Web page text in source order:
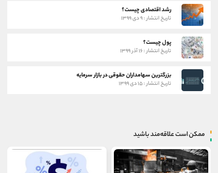
رشد اقتصادی چیست؟
تاریخ انتشار : ۹ دی ۱۳۹۹
پول چیست؟
تاریخ انتشار : ۱۶ آذر ۱۳۹۹
بزرگترین سهامداران حقوقی در بازار سرمایه
تاریخ انتشار : ۱۵ دی ۱۳۹۹
ممکن است علاقه‌مند باشید